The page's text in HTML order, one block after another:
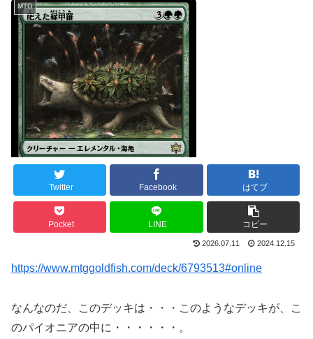
MTG
Twitter Facebook はてブ
Pocket LINE コピー
2026.07.11 2024.12.15
https://www.mtggoldfish.com/deck/6793513#online
なんなのだ、このデッキは・・・このようなデッキが、こ
のパイオニアの中に・・・・・・。